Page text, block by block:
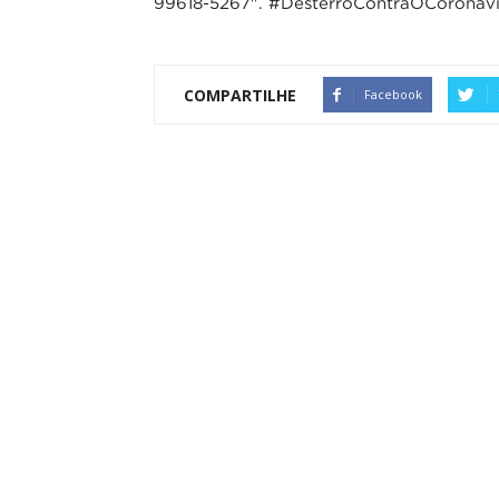
COMPARTILHE Facebook